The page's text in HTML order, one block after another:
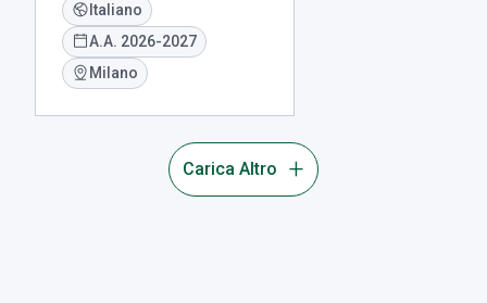
Italiano
A.A. 2026-2027
Milano
Carica Altro